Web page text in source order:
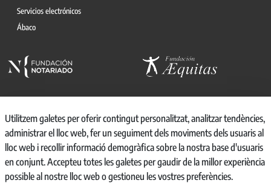
Servicios electrónicos
Ábaco
© 2026, CONSEJO GENERAL DEL NOTARIO
CANAL INTERNO DE INFORMACIÓN
REGISTRO DE ACTIVIDADES DE TRATAMIENTO
Utilitzem galetes per oferir contingut personalitzat, analitzar tendències,
administrar el lloc web, fer un seguiment dels moviments dels usuaris al
lloc web i recollir informació demogràfica sobre la nostra base d'usuaris
en conjunt. Accepteu totes les galetes per gaudir de la millor experiència
possible al nostre lloc web o gestioneu les vostres preferències.